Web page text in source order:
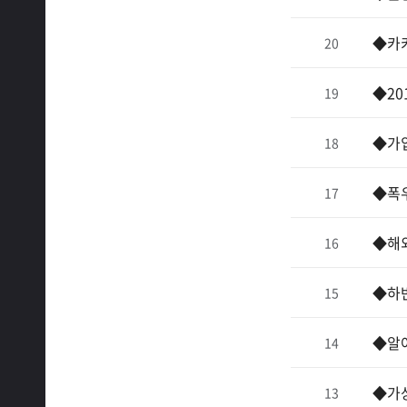
20 ◆카
19
18 ◆가
17 ◆폭
16 ◆해
15 ◆하
14 ◆알
13 ◆가